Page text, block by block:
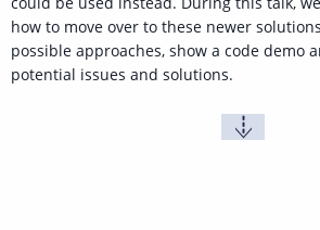
how to move over to these newer
possible approaches, show a code demo
potential issues and solutions.